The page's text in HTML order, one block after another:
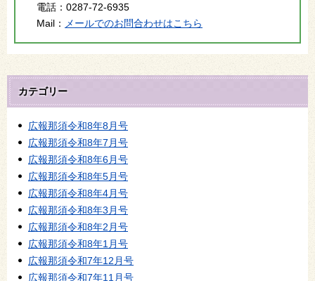
電話： 0287-72-6935
Mail：
メールでのお問合わせはこちら
カテゴリー
広報那須令和8年8月号
広報那須令和8年7月号
広報那須令和8年6月号
広報那須令和8年5月号
広報那須令和8年4月号
広報那須令和8年3月号
広報那須令和8年2月号
広報那須令和8年1月号
広報那須令和7年12月号
広報那須令和7年11月号